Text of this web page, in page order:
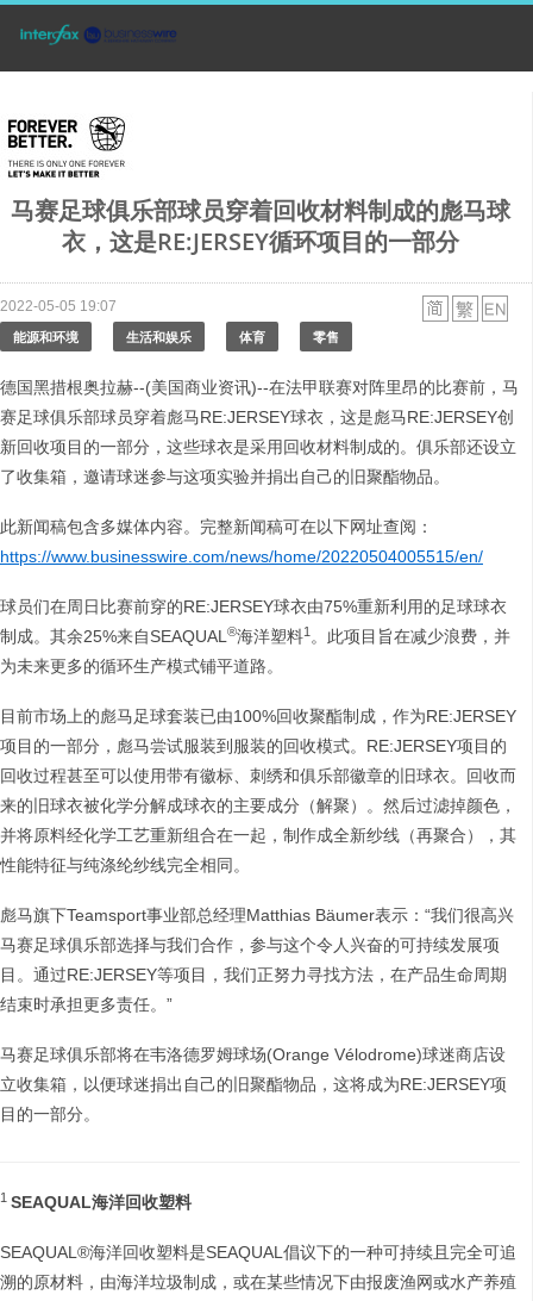
马赛足球俱乐部球员穿着回收材料制成的彪马球
衣，这是RE:JERSEY循环项目的一部分
2022-05-05 19:07
能源和环境 生活和娱乐 体育 零售
德国黑措根奥拉赫--(美国商业资讯)--在法甲联赛对阵里昂的比赛前，马
赛足球俱乐部球员穿着彪马RE:JERSEY球衣，这是彪马RE:JERSEY创
新回收项目的一部分，这些球衣是采用回收材料制成的。俱乐部还设立
了收集箱，邀请球迷参与这项实验并捐出自己的旧聚酯物品。
此新闻稿包含多媒体内容。完整新闻稿可在以下网址查阅：
https://www.businesswire.com/news/home/20220504005515/en/
球员们在周日比赛前穿的RE:JERSEY球衣由75%重新利用的足球球衣
制成。其余25%来自SEAQUAL®海洋塑料1 。此项目旨在减少浪费，并
为未来更多的循环生产模式铺平道路。
目前市场上的彪马足球套装已由100%回收聚酯制成，作为RE:JERSEY
项目的一部分，彪马尝试服装到服装的回收模式。RE:JERSEY项目的
回收过程甚至可以使用带有徽标、刺绣和俱乐部徽章的旧球衣。回收而
来的旧球衣被化学分解成球衣的主要成分（解聚）。然后过滤掉颜色，
并将原料经化学工艺重新组合在一起，制作成全新纱线（再聚合），其
性能特征与纯涤纶纱线完全相同。
彪马旗下Teamsport事业部总经理Matthias Bäumer表示：“我们很高兴
马赛足球俱乐部选择与我们合作，参与这个令人兴奋的可持续发展项
目。通过RE:JERSEY等项目，我们正努力寻找方法，在产品生命周期
结束时承担更多责任。”
马赛足球俱乐部将在韦洛德罗姆球场(Orange Vélodrome)球迷商店设
立收集箱，以便球迷捐出自己的旧聚酯物品，这将成为RE:JERSEY项
目的一部分。
1 SEAQUAL海洋回收塑料
SEAQUAL®海洋回收塑料是SEAQUAL倡议下的一种可持续且完全可追
溯的原材料，由海洋垃圾制成，或在某些情况下由报废渔网或水产养殖